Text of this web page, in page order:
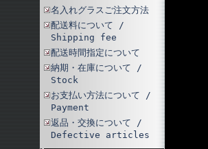
名入れグラスご注文方法
配送料について /
Shipping fee
配送時間指定について
納期・在庫について /
Stock
お支払い方法について /
Payment
返品・交換について /
Defective articles